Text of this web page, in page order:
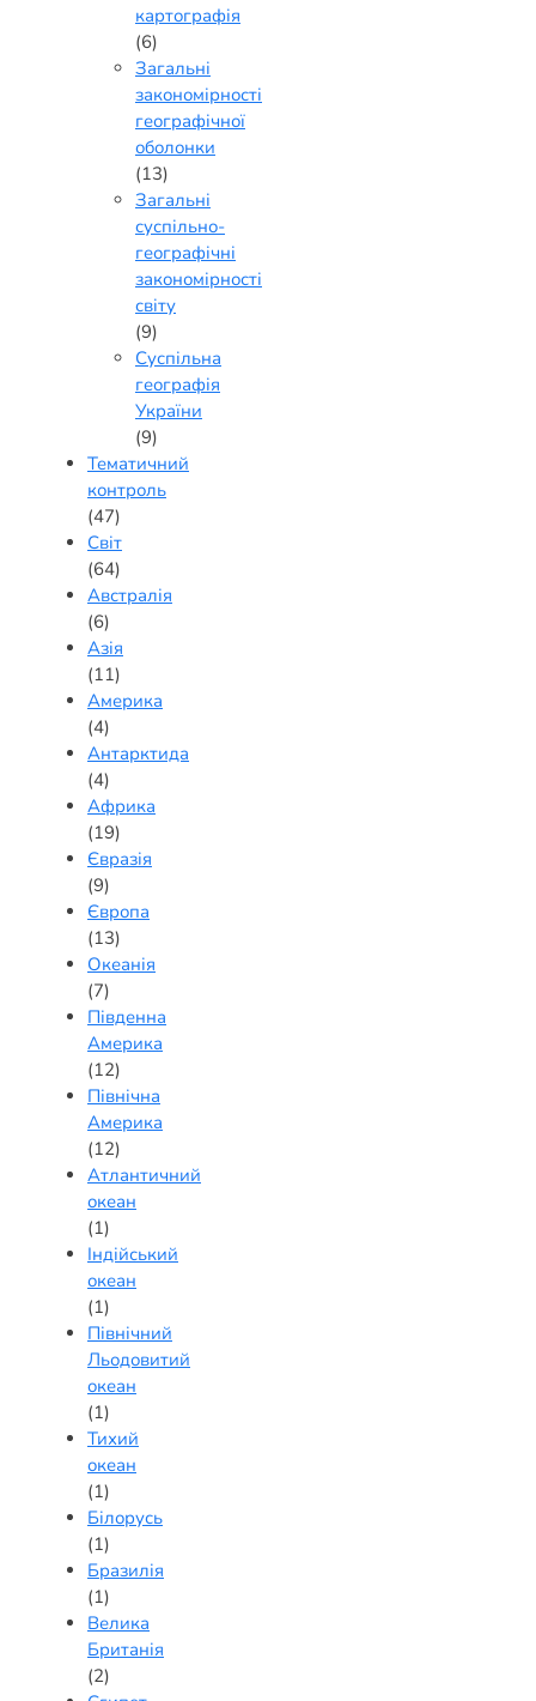
картографія
(6)
Загальні
закономірності
географічної
оболонки
(13)
Загальні
суспільно-
географічні
закономірності
світу
(9)
Суспільна
географія
України
(9)
Тематичний
контроль
(47)
Світ
(64)
Австралія
(6)
Азія
(11)
Америка
(4)
Антарктида
(4)
Африка
(19)
Євразія
(9)
Європа
(13)
Океанія
(7)
Південна
Америка
(12)
Північна
Америка
(12)
Атлантичний
океан
(1)
Індійський
океан
(1)
Північний
Льодовитий
океан
(1)
Тихий
океан
(1)
Білорусь
(1)
Бразилія
(1)
Велика
Британія
(2)